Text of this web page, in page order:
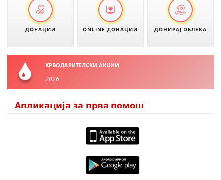
ДОНАЦИИ ONLINE ДОНАЦИИ ДОНИРАЈ ОБЛЕКА
КРВОДАРИТЕЛСКИ АКЦИИ
2026
Апликација за прва помош